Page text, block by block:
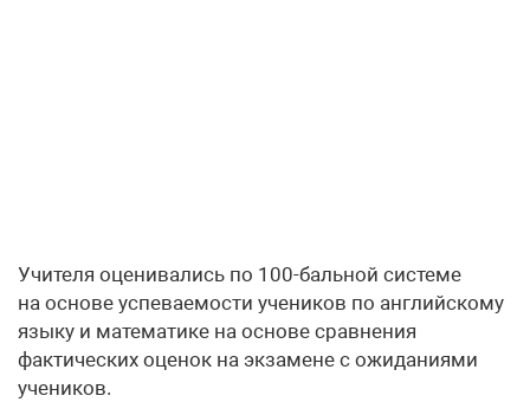
Учителя оценивались по 100-бальной системе
на основе успеваемости учеников по английскому
языку и математике на основе сравнения
фактических оценок на экзамене с ожиданиями
учеников.